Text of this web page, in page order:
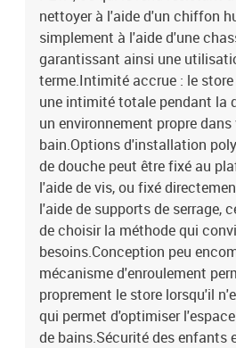
nettoyer à l'aide d'un chiffon
simplement à l'aide d'une
garantissant ainsi une
terme.Intimité accrue : le
une intimité totale pendant la
un environnement propre
bain.Options d'installation
de douche peut être fixé au
l'aide de vis, ou fixé
l'aide de supports de serrage,
de choisir la méthode qui
besoins.Conception peu
mécanisme d'enroulement
proprement le store lorsqu'il
qui permet d'optimiser
de bains.Sécurité des enfants